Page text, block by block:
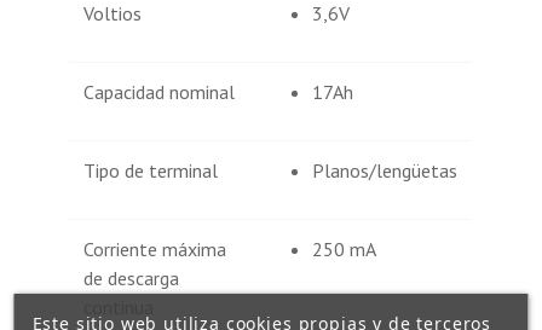
Voltios 3,6V
Capacidad nominal 17Ah
Tipo de terminal Planos/lengüetas
Corriente máxima
de descarga
250 mA
Este sitio web utiliza cookies propias y de terceros